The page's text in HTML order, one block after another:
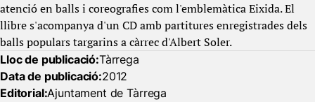
atenció en balls i coreografies com l'emblemàtica Eixida. El
llibre s'acompanya d'un CD amb partitures enregistrades dels
balls populars targarins a càrrec d'Albert Soler.
Lloc de publicació:Tàrrega
Data de publicació:2012
Editorial:Ajuntament de Tàrrega